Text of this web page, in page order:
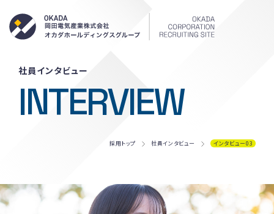
社員インタビュー
INTERVIEW
採用トップ 社員インタビュー インタビュー03